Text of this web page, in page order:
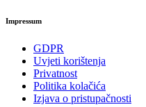
Impressum
GDPR
Uvjeti korištenja
Privatnost
Politika kolačića
Izjava o pristupačnosti